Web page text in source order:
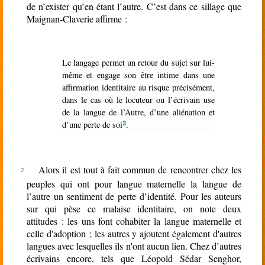
de n’exister qu’en étant l’autre. C’est dans ce sillage que
Maignan-Claverie affirme :
Le langage permet un retour du sujet sur lui-
même et engage son être intime dans une
affirmation identitaire au risque précisément,
dans le cas où le locuteur ou l’écrivain use
de la langue de l’Autre, d’une aliénation et
d’une perte de soi3.
Alors il est tout à fait commun de rencontrer chez les
peuples qui ont pour langue maternelle la langue de
l’autre un sentiment de perte d’identité. Pour les auteurs
sur qui pèse ce malaise identitaire, on note deux
attitudes : les uns font cohabiter la langue maternelle et
celle d'adoption ; les autres y ajoutent également d'autres
langues avec lesquelles ils n'ont aucun lien. Chez d’autres
écrivains encore, tels que Léopold Sédar Senghor,